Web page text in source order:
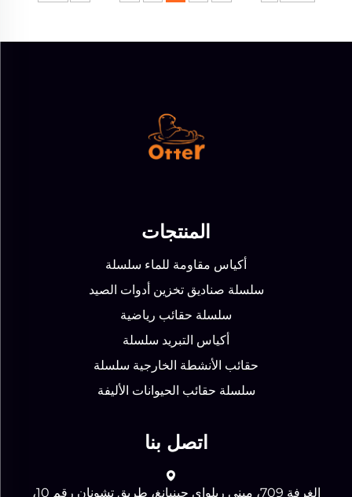
المنتجات
أكياس مقاومة للماء سلسلة
سلسلة صناديق تخزين أدوات الصيد
سلسلة حقائب رياضية
أكياس التبريد سلسلة
حقائب الأنشطة الخارجية سلسلة
سلسلة حقائب الحيوانات الأليفة
اتصل بنا
الغرفة 709، مبنى ريلواي جينبانغ، طريق تشونان رقم 10،